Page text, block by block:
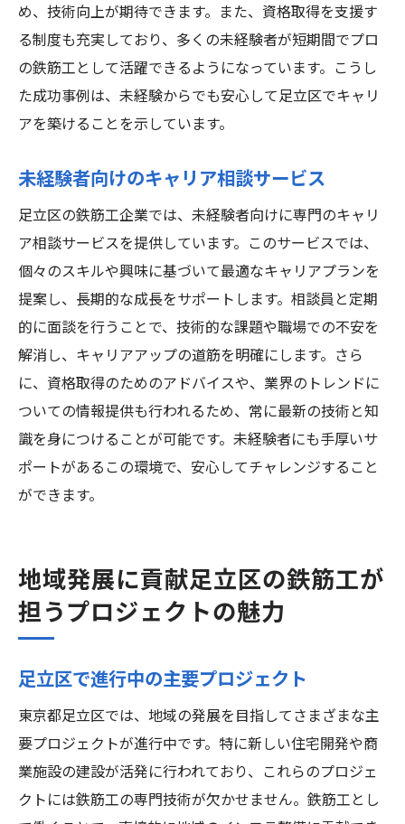
め、技術向上が期待できます。また、資格取得を支援す
る制度も充実しており、多くの未経験者が短期間でプロ
の鉄筋工として活躍できるようになっています。こうし
た成功事例は、未経験からでも安心して足立区でキャリ
アを築けることを示しています。
未経験者向けのキャリア相談サービス
足立区の鉄筋工企業では、未経験者向けに専門のキャリ
ア相談サービスを提供しています。このサービスでは、
個々のスキルや興味に基づいて最適なキャリアプランを
提案し、長期的な成長をサポートします。相談員と定期
的に面談を行うことで、技術的な課題や職場での不安を
解消し、キャリアアップの道筋を明確にします。さら
に、資格取得のためのアドバイスや、業界のトレンドに
ついての情報提供も行われるため、常に最新の技術と知
識を身につけることが可能です。未経験者にも手厚いサ
ポートがあるこの環境で、安心してチャレンジすること
ができます。
地域発展に貢献足立区の鉄筋工が
担うプロジェクトの魅力
足立区で進行中の主要プロジェクト
東京都足立区では、地域の発展を目指してさまざまな主
要プロジェクトが進行中です。特に新しい住宅開発や商
業施設の建設が活発に行われており、これらのプロジェ
クトには鉄筋工の専門技術が欠かせません。鉄筋工とし